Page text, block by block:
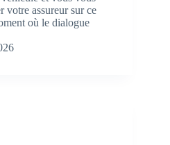
votre assureur sur ce
où le dialogue